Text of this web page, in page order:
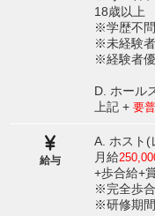
18歳以上
※学歴不問
※未経験
※経験者
D. ホール
上記 +要
給与
A. ホスト(
月給
+歩合給+
※完全歩
※研修期